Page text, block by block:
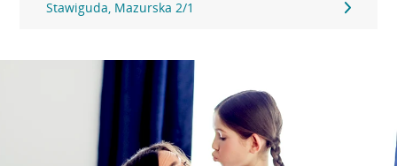
Stawiguda, Mazurska 2/1